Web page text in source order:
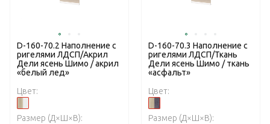
D-160-70.2 Наполнение с
ригелями ЛДСП/Акрил
Дели ясень Шимо / акрил
«белый лед»
Цвет:
Размер (Д×Ш×В):
D-160-70.3 Наполнение с
ригелями ЛДСП/Ткань
Дели ясень Шимо / ткань
«асфальт»
Цвет:
Размер (Д×Ш×В):